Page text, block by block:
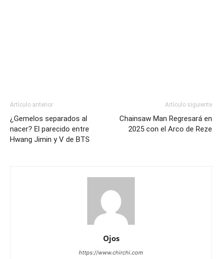
Artículo anterior
¿Gemelos separados al
nacer? El parecido entre
Hwang Jimin y V de BTS
Artículo siguiente
Chainsaw Man Regresará en
2025 con el Arco de Reze
Ojos
https://www.chirchi.com